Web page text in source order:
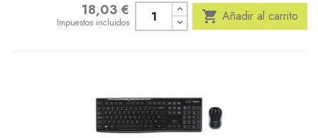
Precio18,03 €
Impuestos incluidos  Añadir al carrito